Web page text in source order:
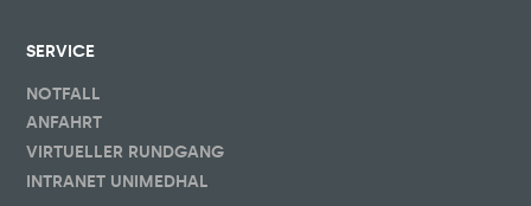
SERVICE
NOTFALL
ANFAHRT
VIRTUELLER RUNDGANG
INTRANET UNIMEDHAL